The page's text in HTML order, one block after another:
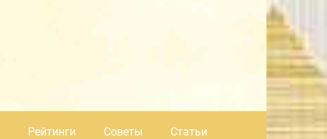
Рейтинги Советы Статьи